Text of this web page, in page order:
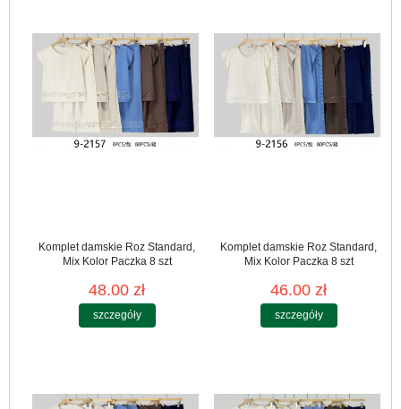
Komplet damskie Roz Standard,
Mix Kolor Paczka 8 szt
48.00 zł
szczegóły
Komplet damskie Roz Standard,
Mix Kolor Paczka 8 szt
46.00 zł
szczegóły